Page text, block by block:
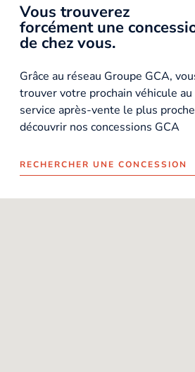
Vous trouverez
forcément une
de chez vous.
Grâce au réseau Groupe GCA,
trouver votre prochain véhicule
service après-vente le plus
découvrir nos concessions GCA
RECHERCHER UNE CONCESSION